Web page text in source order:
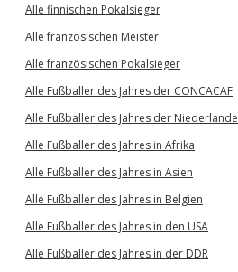
Alle finnischen Pokalsieger
Alle französischen Meister
Alle französischen Pokalsieger
Alle Fußballer des Jahres der CONCACAF
Alle Fußballer des Jahres der Niederlande
Alle Fußballer des Jahres in Afrika
Alle Fußballer des Jahres in Asien
Alle Fußballer des Jahres in Belgien
Alle Fußballer des Jahres in den USA
Alle Fußballer des Jahres in der DDR